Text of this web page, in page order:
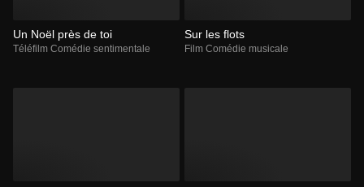
Un Noël près de toi
Téléfilm Comédie sentimentale
Sur les flots
Film Comédie musicale